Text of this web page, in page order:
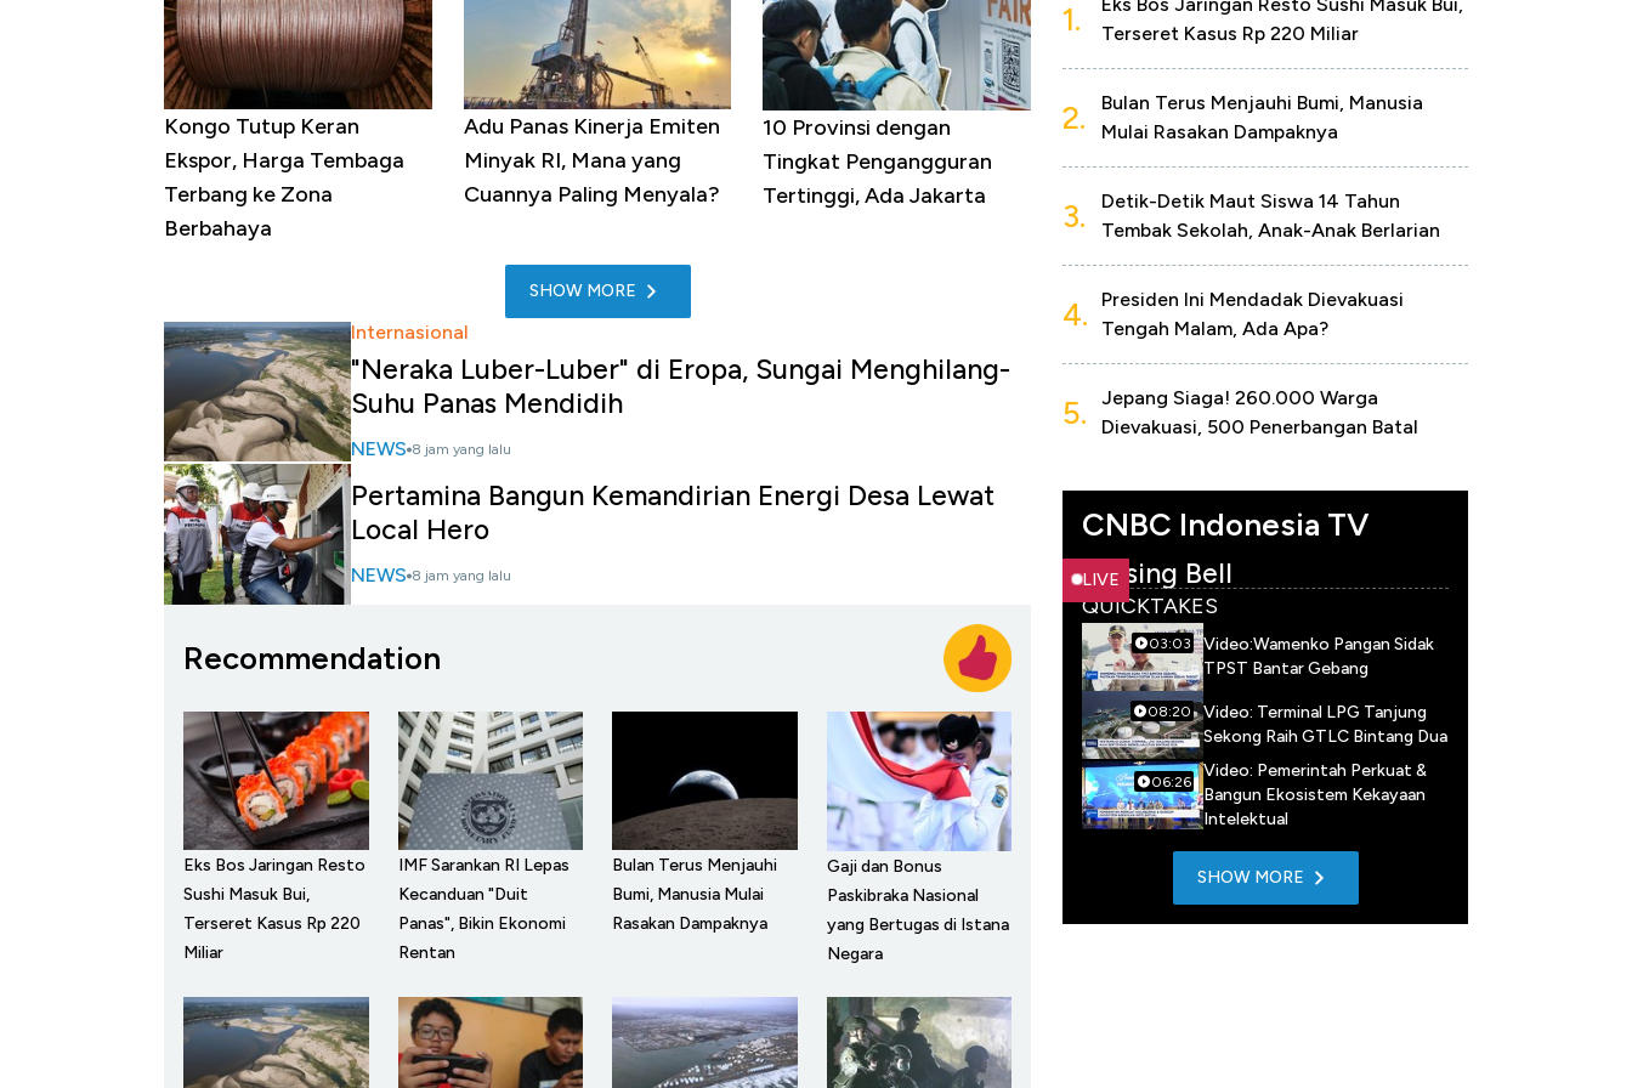
Kongo Tutup Keran
Ekspor, Harga Tembaga
Terbang ke Zona
Berbahaya
Adu Panas Kinerja Emiten
Minyak RI, Mana yang
Cuannya Paling Menyala?
10 Provinsi dengan
Tingkat Pengangguran
Tertinggi, Ada Jakarta
SHOW MORE
Internasional
"Neraka Luber-Luber" di Eropa, Sungai Menghilang-
Suhu Panas Mendidih
NEWS 8 jam yang lalu
Pertamina Bangun Kemandirian Energi Desa Lewat
Local Hero
NEWS 8 jam yang lalu
Recommendation
Eks Bos Jaringan Resto
Sushi Masuk Bui,
Terseret Kasus Rp 220
Miliar
IMF Sarankan RI Lepas
Kecanduan "Duit
Panas", Bikin Ekonomi
Rentan
Bulan Terus Menjauhi
Bumi, Manusia Mulai
Rasakan Dampaknya
Gaji dan Bonus
Paskibraka Nasional
yang Bertugas di Istana
Negara
1.
Terseret Kasus Rp 220 Miliar
2.
Bulan Terus Menjauhi Bumi, Manusia
Mulai Rasakan Dampaknya
3.
Detik-Detik Maut Siswa 14 Tahun
Tembak Sekolah, Anak-Anak Berlarian
4.
Presiden Ini Mendadak Dievakuasi
Tengah Malam, Ada Apa?
5.
Jepang Siaga! 260.000 Warga
Dievakuasi, 500 Penerbangan Batal
CNBC Indonesia TV
LIVE
Closing Bell
QUICKTAKES
03:03
Video:Wamenko Pangan Sidak
TPST Bantar Gebang
08:20
Video: Terminal LPG Tanjung
Sekong Raih GTLC Bintang Dua
06:26
Video: Pemerintah Perkuat &
Bangun Ekosistem Kekayaan
Intelektual
SHOW MORE